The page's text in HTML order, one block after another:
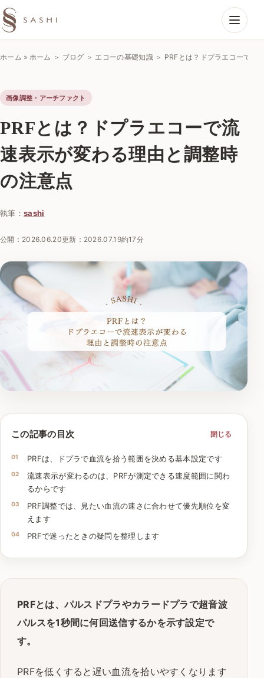
ホーム » ホーム ＞ ブログ ＞ エコーの基礎知識 ＞ PRFとは？ドプラエコーで流
画像調整・アーチファクト
PRFとは？ドプラエコーで流
速表示が変わる理由と調整時
の注意点
執筆： sashi
公開： 2026.06.20更新： 2026.07.19約17分
この記事の目次 閉じる
PRFは、ドプラで血流を拾う範囲を決める基本設定です
流速表示が変わるのは、PRFが測定できる速度範囲に関わ
るからです
PRF調整では、見たい血流の速さに合わせて優先順位を変
えます
PRFで迷ったときの疑問を整理します
PRFとは、パルスドプラやカラードプラで超音波
パルスを1秒間に何回送信するかを示す設定で
す。
PRFを低くすると遅い血流を拾いやすくなります